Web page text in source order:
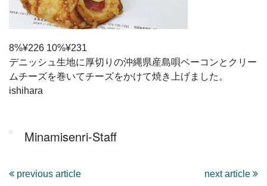
8%¥226 10%¥231
デニッシュ生地に厚切りの沖縄県産島唄ベーコンとクリー
ムチーズを巻いてチーズをかけて焼き上げました。
ishihara
Minamisenri-Staff
previous article next article